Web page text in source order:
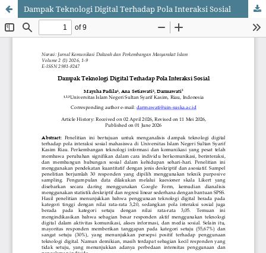
Dampak Teknologi Digital Terhadap Pola Interaksi Sosial